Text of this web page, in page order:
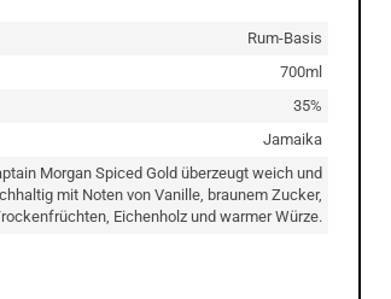
Rum-Basis
700ml
35%
Jamaika
Morgan Spiced Gold überzeugt weich und
mit Noten von Vanille, braunem Zucker,
Eichenholz und warmer Würze.